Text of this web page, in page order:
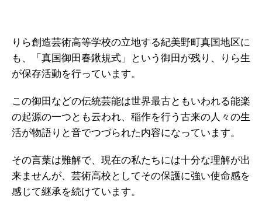
りら創造芸術高等学校の立地する紀美野町真国地区に
も、「真国御田春鍬規式」という御田が残り、りら生
が保存活動を行っています。
この御田などの伝統芸能は世界最古ともいわれる能楽
の起源の一つとも云われ、稲作を行う古来の人々の生
活が物語りと音でつづられた内容になっています。
その言葉は難解で、現在の私たちには十分な理解が出
来ませんが、芸術高校としてその保護に強い使命感を
感じて継承を続けています。